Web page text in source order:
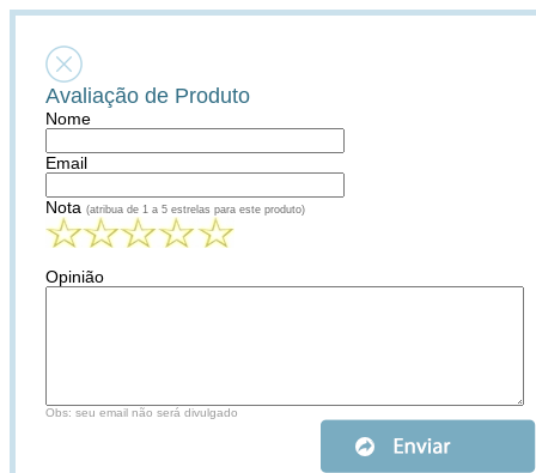
Avaliação de Produto
Nome
Email
Nota (atribua de 1 a 5 estrelas para este produto)
Opinião
Obs: seu email não será divulgado